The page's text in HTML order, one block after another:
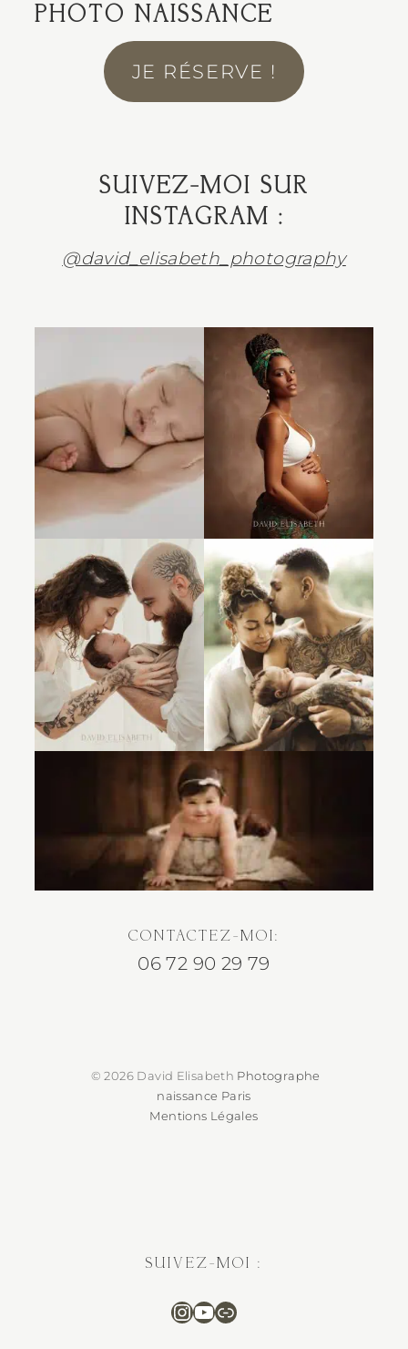
PHOTO NAISSANCE
JE RÉSERVE !
SUIVEZ-MOI SUR
INSTAGRAM :
@david_elisabeth_photography
CONTACTEZ-MOI:
06 72 90 29 79
© 2026 David Elisabeth Photographe
naissance Paris
Mentions Légales
SUIVEZ-MOI :
Instagram
Suivez-moi sur
Séance photo